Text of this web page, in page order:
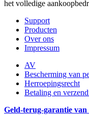
het volledige
Support
Producten
Over ons
Impressum
AV
Bescherming van
Herroepingsrecht
Betaling en
Geld-terug-garantie van